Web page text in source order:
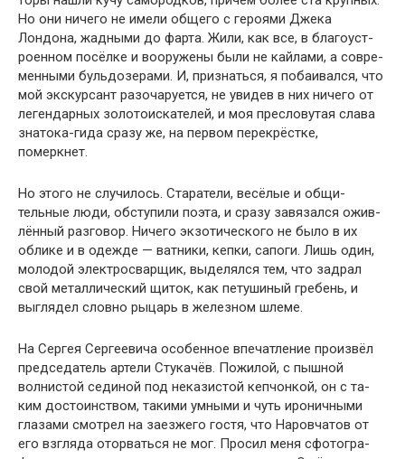
Но они ничего не имели общего с героями Джека
Лондона, жадными до фарта. Жили, как все, в благоуст­
роенном посёлке и вооружены были не кайлами, а совре­
менными бульдозерами. И, признаться, я побаивался, что
мой экскурсант разочаруется, не увидев в них ничего от
легендарных золотоискателей, и моя пресловутая слава
знатока-гида сразу же, на первом перекрёстке,
померкнет.
Но этого не случилось. Старатели, весёлые и общи­
тельные люди, обступили поэта, и сразу завязался ожив­
лённый разговор. Ничего экзотического не было в их
облике и в одежде — ватники, кепки, сапоги. Лишь один,
молодой электросварщик, выделялся тем, что задрал
свой металлический щиток, как петушиный гребень, и
выглядел словно рыцарь в железном шлеме.
На Сергея Сергеевича особенное впечатление произ­вёл
председатель артели Стукачёв. Пожилой, с пышной
волнистой сединой под неказистой кепчонкой, он с та­
ким достоинством, такими умными и чуть ироничными
глазами смотрел на заезжего гостя, что Наровчатов от
его взгляда оторваться не мог. Просил меня сфотогра­